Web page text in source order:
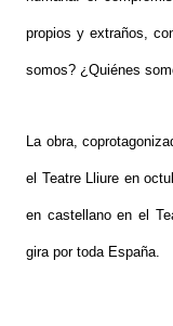
propios y extraños,
somos? ¿Quiénes
La obra,
el Teatre Lliure en
en castellano en el
gira por toda España.